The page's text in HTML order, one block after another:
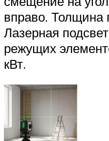
вправо.
Лазерная
режущих
кВт.